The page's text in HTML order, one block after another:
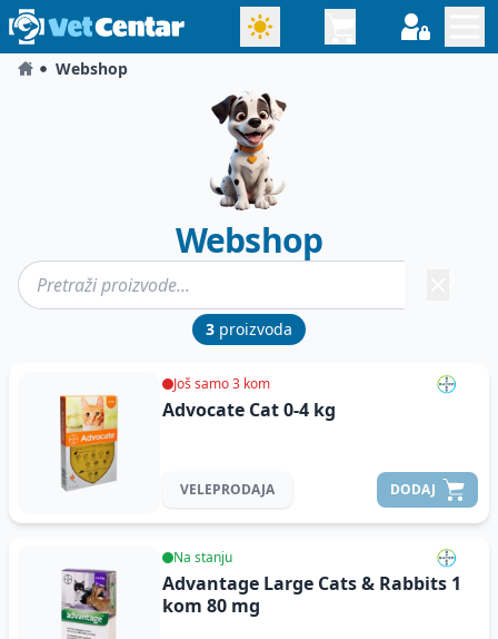
Webshop
Webshop
3 proizvoda
Još samo 3 kom
Advocate Cat 0-4 kg
VELEPRODAJA DODAJ
Na stanju
Advantage Large Cats & Rabbits 1
kom 80 mg